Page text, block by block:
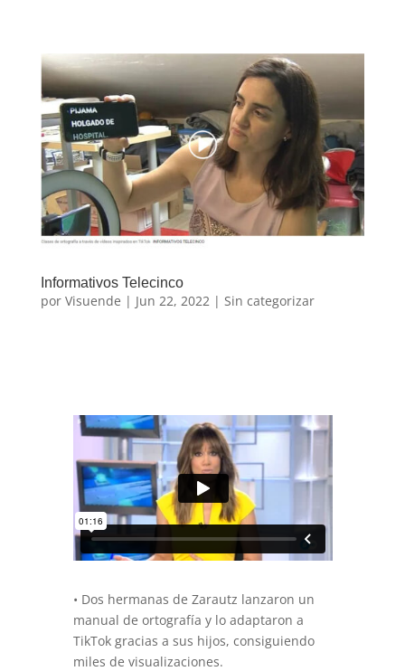
Informativos Telecinco
por Visuende | Jun 22, 2022| Sin categorizar
• Dos hermanas de Zarautz lanzaron un
manual de ortografía y lo adaptaron a
TikTok gracias a sus hijos, consiguiendo
miles de visualizaciones.